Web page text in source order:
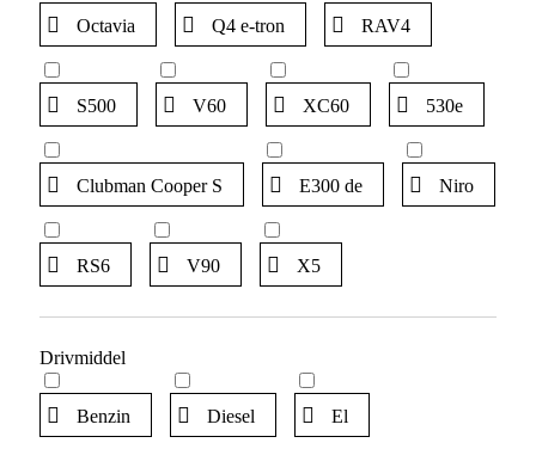
Octavia Q4 e-tron RAV4
S500 V60 XC60 530e
Clubman Cooper S E300 de Niro
RS6 V90 X5
Drivmiddel
Benzin Diesel El